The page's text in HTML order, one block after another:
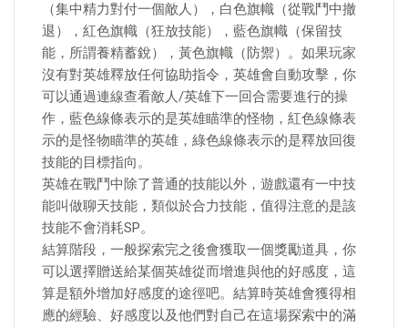
（集中精力對付一個敵人），白色旗幟（從戰鬥中撤
退），紅色旗幟（狂放技能），藍色旗幟（保留技
能，所謂養精蓄銳），黃色旗幟（防禦）。如果玩家
沒有對英雄釋放任何協助指令，英雄會自動攻擊，你
可以通過連線查看敵人/英雄下一回合需要進行的操
作，藍色線條表示的是英雄瞄準的怪物，紅色線條表
示的是怪物瞄準的英雄，綠色線條表示的是釋放回復
技能的目標指向。
英雄在戰鬥中除了普通的技能以外，遊戲還有一中技
能叫做聊天技能，類似於合力技能，值得注意的是該
技能不會消耗SP。
結算階段，一般探索完之後會獲取一個獎勵道具，你
可以選擇贈送給某個英雄從而增進與他的好感度，這
算是額外增加好感度的途徑吧。結算時英雄會獲得相
應的經驗、好感度以及他們對自己在這場探索中的滿